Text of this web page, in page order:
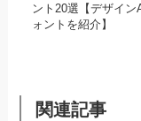
ント20選【デザイ
ォントを紹介】
関連記事